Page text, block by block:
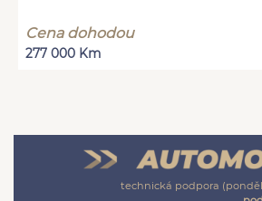
Cena dohodou
277 000 Km
technická podpora